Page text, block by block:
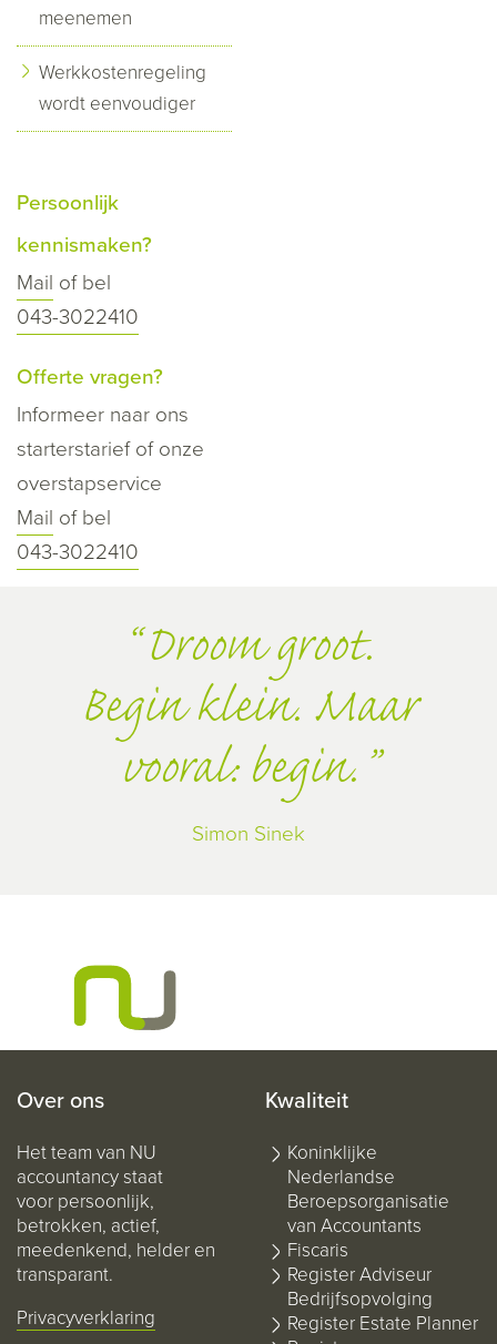
meenemen
Werkkostenregeling
wordt eenvoudiger
Persoonlijk
kennismaken?
Mail of bel
043-3022410
Offerte vragen?
Informeer naar ons
starterstarief of onze
overstapservice
Mail of bel
043-3022410
Droom groot.
Begin klein. Maar
vooral: begin.
Simon Sinek
Over ons
Het team van NU
accountancy staat
voor persoonlijk,
betrokken, actief,
meedenkend, helder en
transparant.
Privacyverklaring
Kwaliteit
Koninklijke
Nederlandse
Beroepsorganisatie
van Accountants
Fiscaris
Register Adviseur
Bedrijfsopvolging
Register Estate Planner